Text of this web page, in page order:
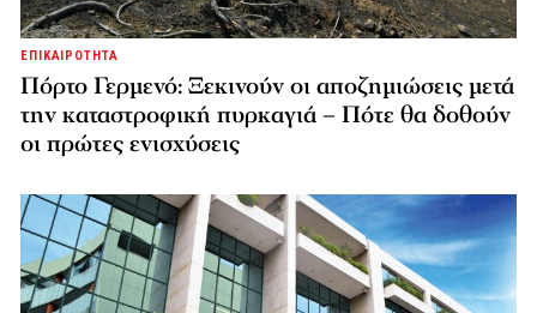
ΕΠΙΚΑΙΡΟΤΗΤΑ
Πόρτο Γερμενό: Ξεκινούν οι αποζημιώσεις μετά
την καταστροφική πυρκαγιά – Πότε θα δοθούν
οι πρώτες ενισχύσεις